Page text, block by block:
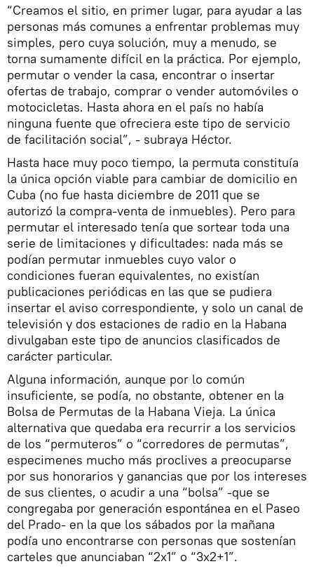
“Creamos el sitio, en primer lugar, para ayudar a las
personas más comunes a enfrentar problemas muy
simples, pero cuya solución, muy a menudo, se
torna sumamente difícil en la práctica. Por ejemplo,
permutar o vender la casa, encontrar o insertar
ofertas de trabajo, comprar o vender automóviles o
motocicletas. Hasta ahora en el país no había
ninguna fuente que ofreciera este tipo de servicio
de facilitación social”, - subraya Héctor.
Hasta hace muy poco tiempo, la permuta constituía
la única opción viable para cambiar de domicilio en
Cuba (no fue hasta diciembre de 2011 que se
autorizó la compra-venta de inmuebles). Pero para
permutar el interesado tenía que sortear toda una
serie de limitaciones y dificultades: nada más se
podían permutar inmuebles cuyo valor o
condiciones fueran equivalentes, no existían
publicaciones periódicas en las que se pudiera
insertar el aviso correspondiente, y solo un canal de
televisión y dos estaciones de radio en la Habana
divulgaban este tipo de anuncios clasificados de
carácter particular.
Alguna información, aunque por lo común
insuficiente, se podía, no obstante, obtener en la
Bolsa de Permutas de la Habana Vieja. La única
alternativa que quedaba era recurrir a los servicios
de los “permuteros” o “corredores de permutas”,
especimenes mucho más proclives a preocuparse
por sus honorarios y ganancias que por los intereses
de sus clientes, o acudir a una “bolsa” -que se
congregaba por generación espontánea en el Paseo
del Prado- en la que los sábados por la mañana
podía uno encontrarse con personas que sostenían
carteles que anunciaban “2x1” o “3x2+1”.